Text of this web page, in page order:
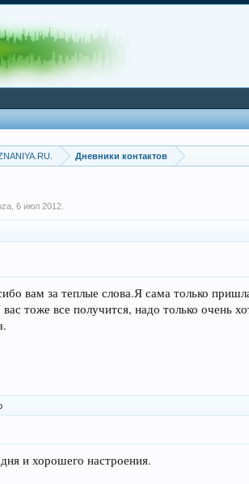
Дневники контактов
,6 июл 2012
вам за теплые слова.Я сама только
тоже все получится, надо только очень
и хорошего настроения.